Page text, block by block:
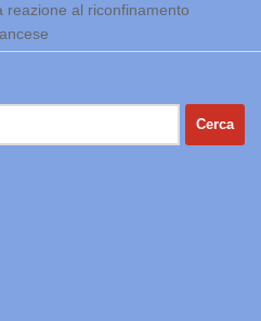
reazione al riconfinamento